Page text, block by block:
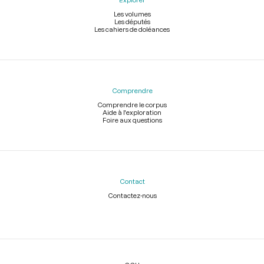
Les volumes
Les députés
Les cahiers de doléances
Comprendre
Comprendre le corpus
Aide à l'exploration
Foire aux questions
Contact
Contactez-nous
Légal